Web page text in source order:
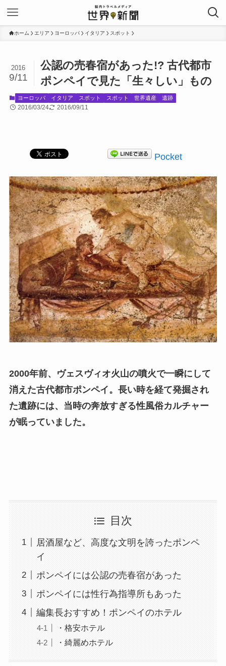
ホーム エリア ヨーロッパ イタリア スポット
公認の売春宿があった!? 古代都市
ポンペイで見た「生々しい」もの
2016
9/11
ヨーロッパ イタリア スポット スポット 世界遺産 遺跡
2016/03/24 2016/09/11
Pocket
2000年前、ヴェスヴィオ火山の噴火で一瞬にして
消えた古代都市ポンペイ。長い時を経て発掘され
た遺跡には、当時の奔放すぎる性風俗カルチャー
が眠っていました。
目次
居酒屋など、高度な文明を誇ったポンペ
イ
ポンペイには公認の売春宿があった
ポンペイには性行為指導所もあった
編集長おすすめ！ポンペイのホテル
・格安ホテル
・綺麗めホテル